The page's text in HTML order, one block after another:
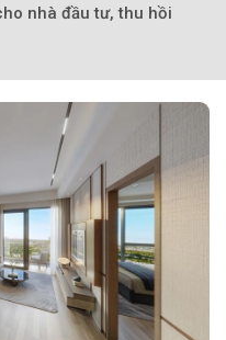
Theo Sở hữu trí
nhà đầu tư, thu hồi